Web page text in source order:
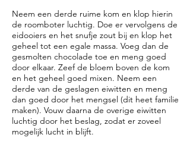
Neem een derde ruime kom en klop hierin
de roomboter luchtig. Doe er vervolgens de
eidooiers en het snufje zout bij en klop het
geheel tot een egale massa. Voeg dan de
gesmolten chocolade toe en meng goed
door elkaar. Zeef de bloem boven de kom
en het geheel goed mixen. Neem een
derde van de geslagen eiwitten en meng
dan goed door het mengsel (dit heet familie
maken). Vouw daarna de overige eiwitten
luchtig door het beslag, zodat er zoveel
mogelijk lucht in blijft.